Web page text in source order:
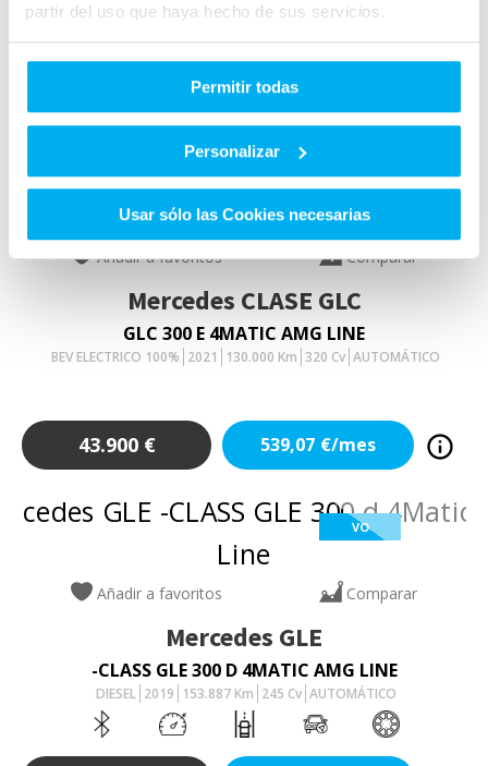
partir del uso que haya hecho de sus servicios.
Permitir todas
Personalizar
Usar sólo las Cookies necesarias
VO
Añadir a favoritos Comparar
Mercedes CLASE GLC
GLC 300 E 4MATIC AMG LINE
BEV ELECTRICO 100% 2021 130.000 Km 320 Cv AUTOMÁTICO
43.900 € 539,07 €/mes
VO
Añadir a favoritos Comparar
Mercedes GLE
-CLASS GLE 300 D 4MATIC AMG LINE
DIESEL 2019 153.887Km 245 Cv AUTOMÁTICO